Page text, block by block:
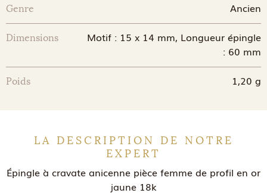
Genre Ancien
Dimensions
Motif : 15 x 14 mm, Longueur épingle
: 60 mm
Poids 1,20 g
LA DESCRIPTION DE NOTRE
EXPERT
Épingle à cravate anicenne pièce femme de profil en or
jaune 18k